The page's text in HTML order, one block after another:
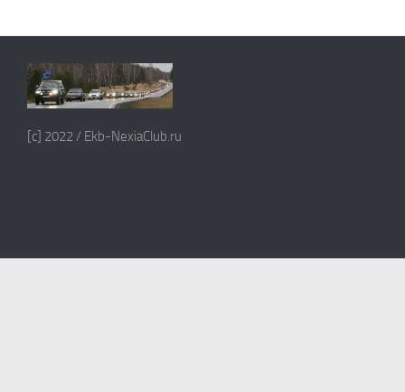
[c] 2022 / Ekb-NexiaClub.ru